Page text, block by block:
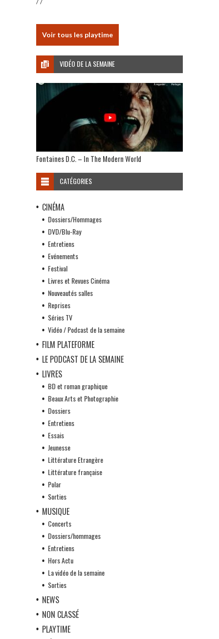
Voir tous les playtime
VIDÉO DE LA SEMAINE
Fontaines D.C. – In The Modern World
CATÉGORIES
CINÉMA
Dossiers/Hommages
DVD/Blu-Ray
Entretiens
Evénements
Festival
Livres et Revues Cinéma
Nouveautés salles
Reprises
Séries TV
Vidéo / Podcast de la semaine
FILM PLATEFORME
LE PODCAST DE LA SEMAINE
LIVRES
BD et roman graphique
Beaux Arts et Photographie
Dossiers
Entretiens
Essais
Jeunesse
Littérature Etrangère
Littérature française
Polar
Sorties
MUSIQUE
Concerts
Dossiers/hommages
Entretiens
Hors Actu
La vidéo de la semaine
Sorties
NEWS
NON CLASSÉ
PLAYTIME